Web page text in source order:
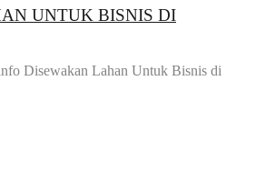
UNTUK BISNIS DI
Disewakan Lahan Untuk Bisnis di